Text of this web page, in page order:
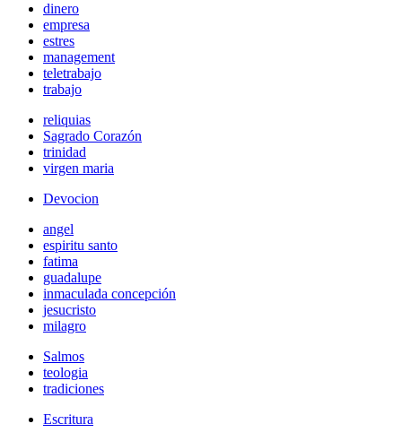
dinero
empresa
estres
management
teletrabajo
trabajo
reliquias
Sagrado Corazón
trinidad
virgen maria
Devocion
angel
espiritu santo
fatima
guadalupe
inmaculada concepción
jesucristo
milagro
Salmos
teologia
tradiciones
Escritura